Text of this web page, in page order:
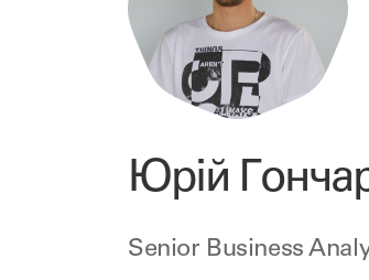
Юрій
Senior Business